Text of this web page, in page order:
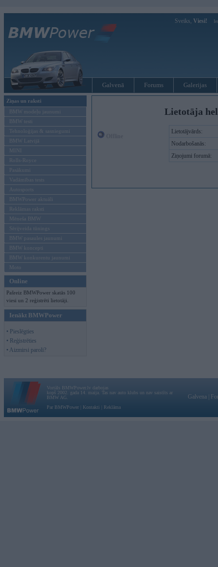
Sveiks, Viesi!
Galvenā Forums Galerijas
Ziņas un raksti
BMW modeļu jaunumi
BMW testi
Tehnoloģijas & sasniegumi
BMW Latvijā
MINI
Rolls-Royce
Pasākumi
Vadāmības tests
Autosports
BMWPower aktuāli
Reklāmas raksti
Mēneša BMW
Sērijveida tūnings
BMW pasaules jaunumi
BMW koncepti
BMW konkurentu jaunumi
Moto
Online
Pašreiz BMWPower skatās 100
viesi un 2 reģistrēti lietotāji.
Ienākt BMWPower
• Pieslēgties
• Reģistrēties
• Aizmirsi paroli?
Lietotāja
Lietotājvārds:
Nodarbošanās:
Ziņojumi forumā:
Vortāls BMWPower.lv darbojas
kopš 2002. gada 14. maija. Tas nav auto klubs un nav saistīts ar
BMW AG.
Par BMWPower
Kontakti Reklāma
Galvena